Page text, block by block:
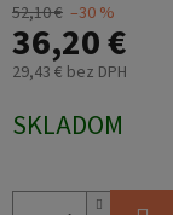
52,10 € –30 %
36,20 €
29,43 € bez DPH
cena:
SKLADOM